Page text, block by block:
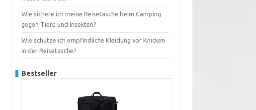
Wie sichere ich meine Reisetasche beim Camping
gegen Tiere und Insekten?
Wie schütze ich empfindliche Kleidung vor Knicken
in der Reisetasche?
Bestseller